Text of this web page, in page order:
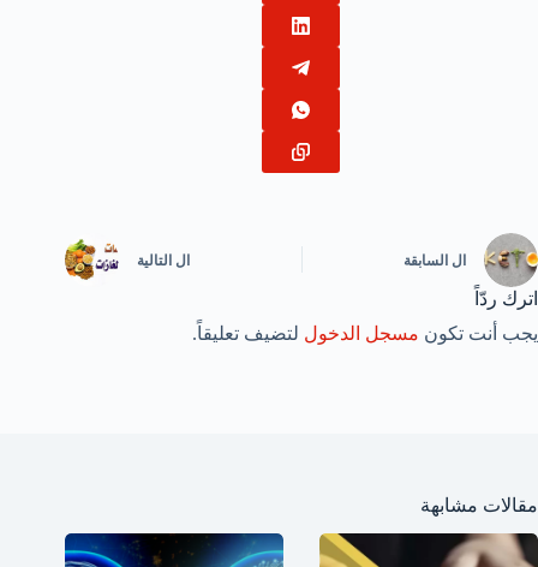
ال السابقة ال التالية
اترك ردّاً
يجب أنت تكون مسجل الدخول لتضيف تعليقاً.
مقالات مشابهة